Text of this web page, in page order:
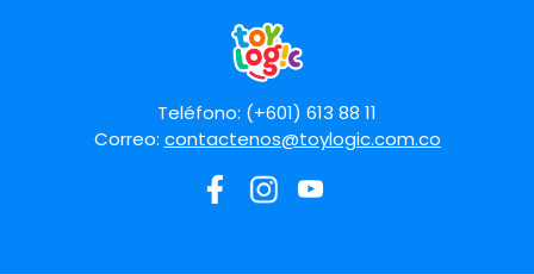
Teléfono: (+601) 613 88 11
Correo: contactenos@toylogic.com.co